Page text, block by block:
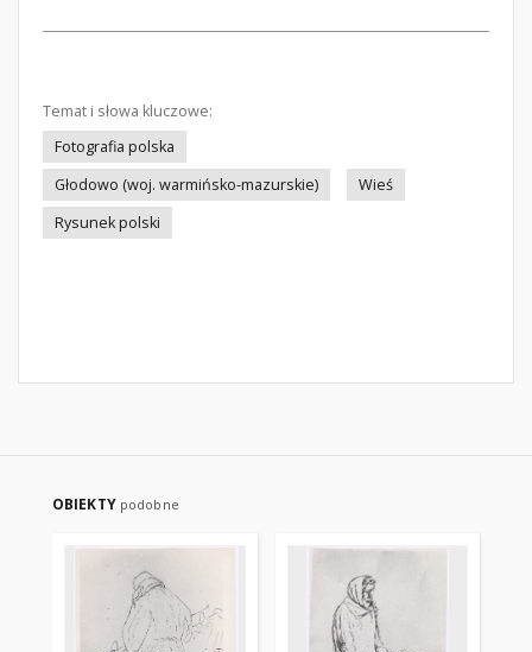
Temat i słowa kluczowe:
Fotografia polska
Głodowo (woj. warmińsko-mazurskie)
Wieś
Rysunek polski
OBIEKTY podobne